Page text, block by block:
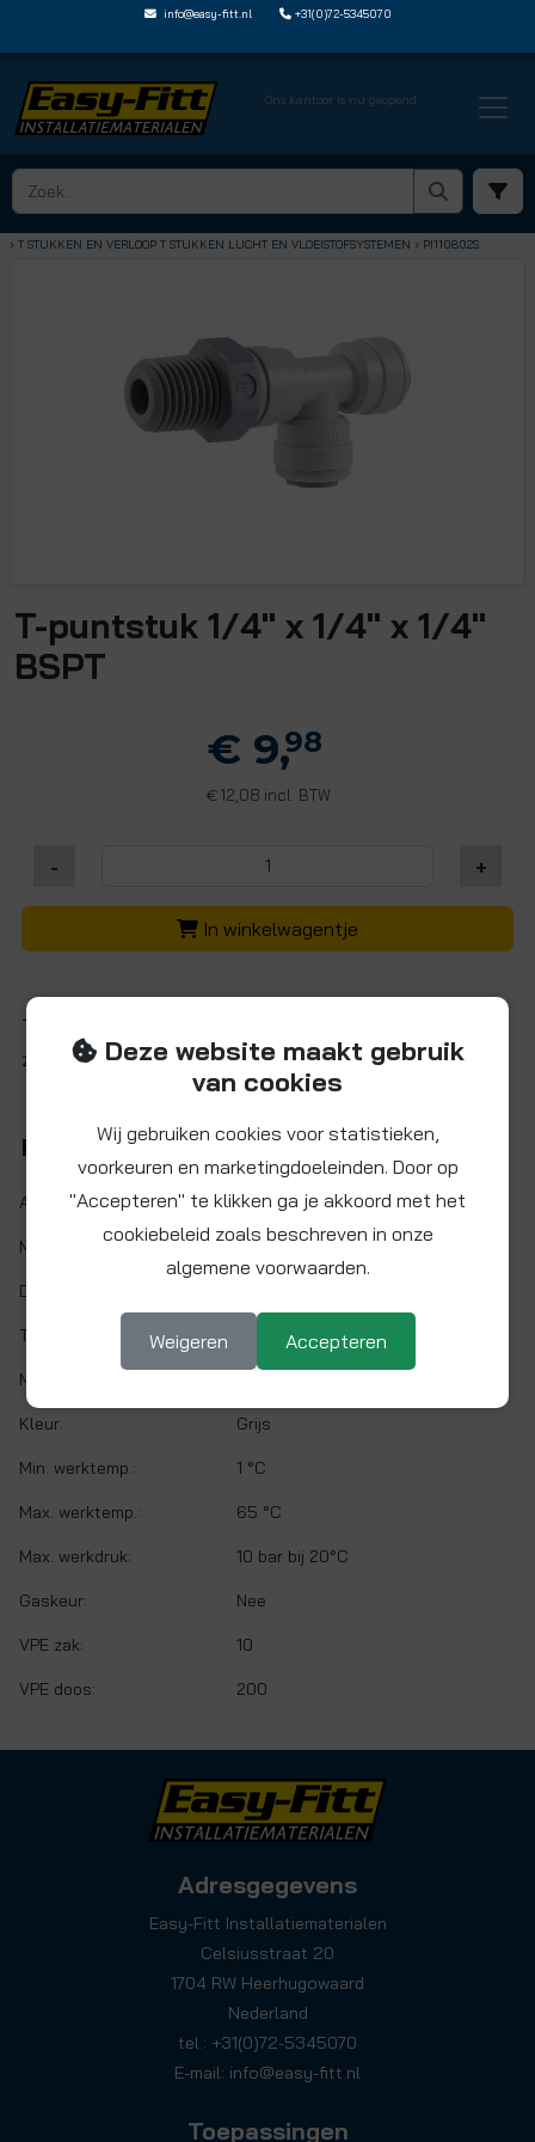
info@easy-fitt.nl +31(0)72-5345070
Ons kantoor is nu geopend
HOME › SPEEDFIT LUCHT EN VLOEISTOFFEN
› T STUKKEN EN VERLOOP T STUKKEN LUCHT EN VLOEISTOFSYSTEMEN › PI110802S
T-puntstuk 1/4" x 1/4" x 1/4"
BSPT
€ 9,98
€12,08 incl. BTW
- +
In winkelwagentje
T-puntstuk grijs, 1/4"11/4"BSPT (conische schroefdraad
zijkant)
Kenmerken
Artikelnr.: PI110802S
Maat: Ø 1/4" x 1/4" BSPT
Demontabel:
Twist&Lock:
Materiaal:
Kleur: Grijs
Min. werktemp.: 1 °C
Max. werktemp.: 65 °C
Max. werkdruk: 10 bar bij 20°C
Gaskeur: Nee
VPE zak: 10
VPE doos: 200
Adresgegevens
Easy-Fitt Installatiematerialen
Celsiusstraat 20
1704 RW Heerhugowaard
Nederland
tel.: +31(0)72-5345070
E-mail: info@easy-fitt.nl
Toepassingen
Deze website maakt gebruik
van cookies
Wij gebruiken cookies voor statistieken,
voorkeuren en marketingdoeleinden. Door op
"Accepteren" te klikken ga je akkoord met het
cookiebeleid zoals beschreven in onze
algemene voorwaarden.
Weigeren Accepteren